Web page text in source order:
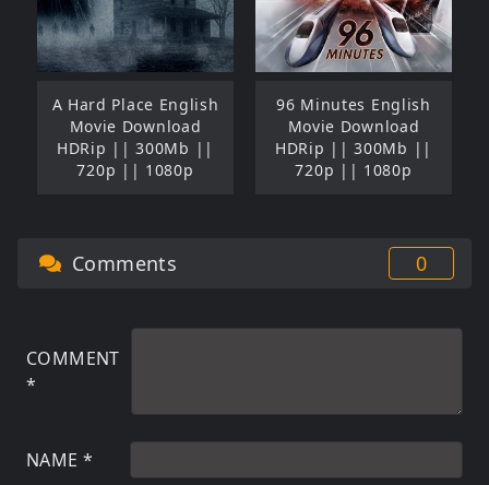
A Hard Place English
Movie Download
HDRip || 300Mb ||
720p || 1080p
96 Minutes English
Movie Download
HDRip || 300Mb ||
720p || 1080p
Comments 0
COMMENT
*
NAME *